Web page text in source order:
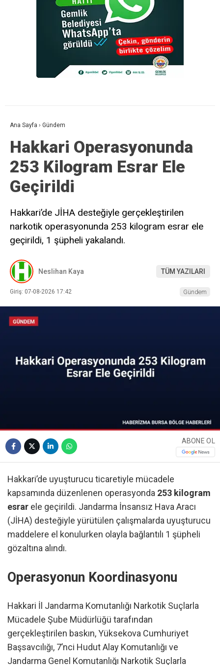
Ana Sayfa › Gündem
Hakkari Operasyonunda
253 Kilogram Esrar Ele
Geçirildi
Hakkari’de JİHA desteğiyle gerçekleştirilen
narkotik operasyonunda 253 kilogram esrar ele
geçirildi, 1 şüpheli yakalandı.
Neslihan Kaya TÜM YAZILARI
Giriş: 07-08-2026 17:42 Gündem
ABONE OL
Hakkari’de uyuşturucu ticaretiyle mücadele
kapsamında düzenlenen operasyonda 253 kilogram
esrar ele geçirildi. Jandarma İnsansız Hava Aracı
(JİHA) desteğiyle yürütülen çalışmalarda uyuşturucu
maddelere el konulurken olayla bağlantılı 1 şüpheli
gözaltına alındı.
Operasyonun Koordinasyonu
Hakkari İl Jandarma Komutanlığı Narkotik Suçlarla
Mücadele Şube Müdürlüğü tarafından
gerçekleştirilen baskın, Yüksekova Cumhuriyet
Başsavcılığı, 7’nci Hudut Alay Komutanlığı ve
Jandarma Genel Komutanlığı Narkotik Suçlarla